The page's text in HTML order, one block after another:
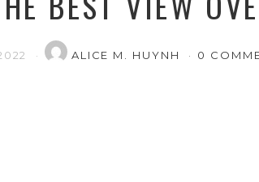
ALICE M. HUYNH 0